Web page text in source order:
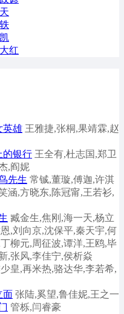
红
英雄 王雅捷,张桐,果靖霖,赵
的银行 王全有,杜志国,郑卫
,阎妮
先生 常铖,董璇,傅迦,许淇
涵,方晓东,陈冠甯,王若衫,
臧金生,焦刚,海一天,杨立
,刘向京,沈保平,秦天宇,何
柳元,周征波,谭洋,王鸥,毕
,张风,李佳宁,侯析焱
皇,再米热,骆达华,李若希,
面 张陆,奚望,鲁佳妮,王之一
管栎,闫睿豪